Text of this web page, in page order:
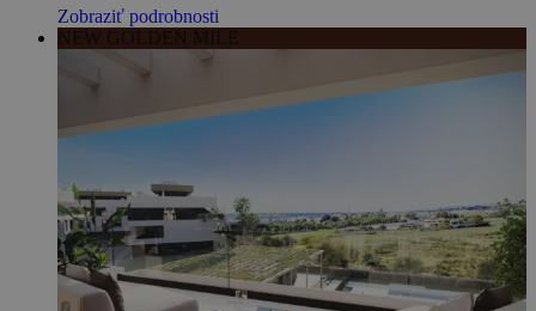
Zobraziť podrobnosti
NEW GOLDEN MILE